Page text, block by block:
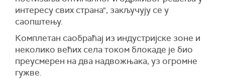
интересу свих страна", закључују се у
саопштењу.
Комплетан саобраћај из индустријске зоне и
неколико већих села током блокаде је био
преусмерен на два надвожњака, уз огромне
гужве.